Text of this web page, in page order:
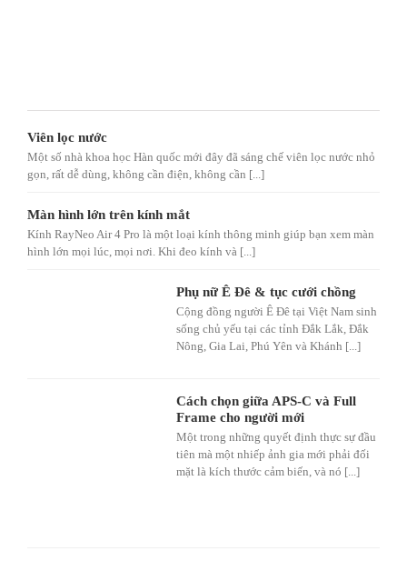
Viên lọc nước
Một số nhà khoa học Hàn quốc mới đây đã sáng chế viên lọc nước nhỏ
gọn, rất dễ dùng, không cần điện, không cần [...]
Màn hình lớn trên kính mắt
Kính RayNeo Air 4 Pro là một loại kính thông minh giúp bạn xem màn
hình lớn mọi lúc, mọi nơi. Khi đeo kính và [...]
Phụ nữ Ê Đê & tục cưới chồng
Cộng đồng người Ê Đê tại Việt Nam sinh
sống chủ yếu tại các tỉnh Đắk Lắk, Đắk
Nông, Gia Lai, Phú Yên và Khánh [...]
Cách chọn giữa APS-C và Full
Frame cho người mới
Một trong những quyết định thực sự đầu
tiên mà một nhiếp ảnh gia mới phải đối
mặt là kích thước cảm biến, và nó [...]